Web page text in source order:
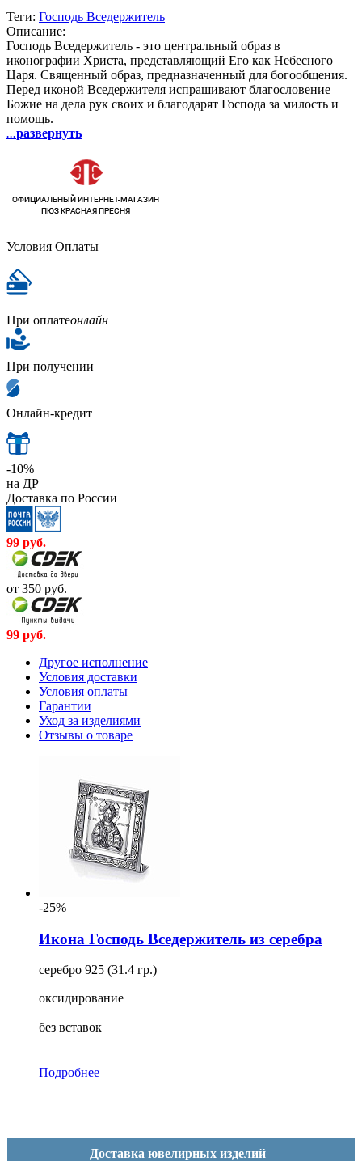
Теги: Господь Вседержитель
Описание:
Господь Вседержитель - это центральный образ в
иконографии Христа, представляющий Его как Небесного
Царя. Священный образ, предназначенный для богообщения.
Перед иконой Вседержителя испрашивают благословение
Божие на дела рук своих и благодарят Господа за милость и
помощь.
...развернуть
Условия Оплаты
При оплатеонлайн
При получении
Онлайн-кредит
-10%
на ДР
Доставка по России
99 руб.
от 350 руб.
99 руб.
Другое исполнение
Условия доставки
Условия оплаты
Гарантии
Уход за изделиями
Отзывы о товаре
-25%
Икона Господь Вседержитель из серебра
серебро 925 (31.4 гр.)
оксидирование
без вставок
Подробнее
Доставка ювелирных изделий